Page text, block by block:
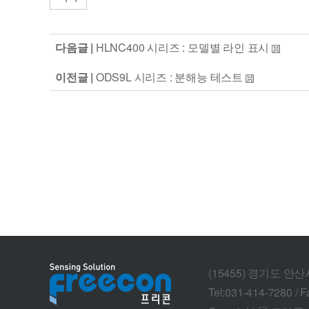
다음글 | HLNC400 시리즈 : 모델별 라인 표시
이전글 | ODS9L 시리즈 : 분해능 테스트
(15455) 경기도 안
Tel:031-414-7280 /